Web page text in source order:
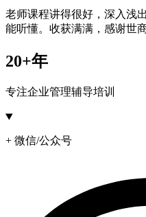
老师课程讲得很好，深入浅
能听懂。收获满满，感谢世
20+年
专注企业管理辅导培训
+ 微信/公众号